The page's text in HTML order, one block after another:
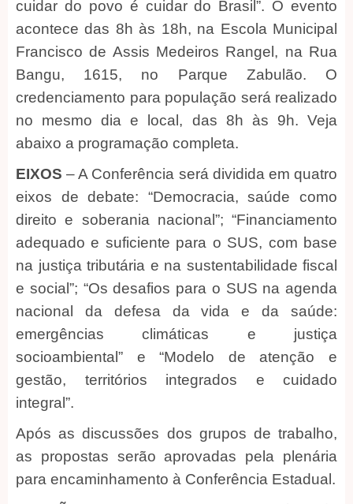
cuidar do povo é cuidar do Brasil”. O evento
acontece das 8h às 18h, na Escola Municipal
Francisco de Assis Medeiros Rangel, na Rua
Bangu, 1615, no Parque Zabulão. O
credenciamento para população será realizado
no mesmo dia e local, das 8h às 9h. Veja
abaixo a programação completa.
EIXOS – A Conferência será dividida em quatro
eixos de debate: “Democracia, saúde como
direito e soberania nacional”; “Financiamento
adequado e suficiente para o SUS, com base
na justiça tributária e na sustentabilidade fiscal
e social”; “Os desafios para o SUS na agenda
nacional da defesa da vida e da saúde:
emergências climáticas e justiça
socioambiental” e “Modelo de atenção e
gestão, territórios integrados e cuidado
integral”.
Após as discussões dos grupos de trabalho,
as propostas serão aprovadas pela plenária
para encaminhamento à Conferência Estadual.